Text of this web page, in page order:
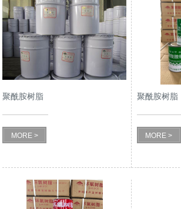
聚酰胺树脂
MORE >
聚酰胺树脂
MORE >